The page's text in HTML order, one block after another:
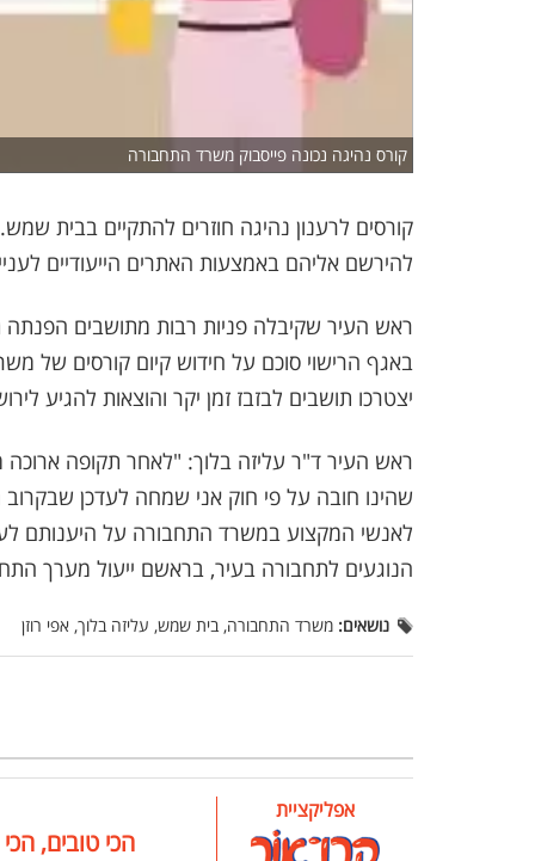
קורס נהיגה נכונה פייסבוק משרד התחבורה
קורסים לרענון נהיגה חוזרים להתקיים בבית
להירשם אליהם באמצעות האתרים הייעודיים
ראש העיר שקיבלה פניות רבות מתושבים
באגף הרישוי סוכם על חידוש קיום קורסים של
יצטרכו תושבים לבזבז זמן יקר והוצאות להגיע
ראש העיר ד"ר עליזה בלוך: "לאחר תקופה
שהינו חובה על פי חוק אני שמחה לעדכן שבקרוב
לאנשי המקצוע במשרד התחבורה על היענותם
הנוגעים לתחבורה בעיר, בראשם ייעול מערך
נושאים: משרד התחבורה, בית שמש, עליזה בלוך, אפי רוזן
אפליקציית
הכי טובים,